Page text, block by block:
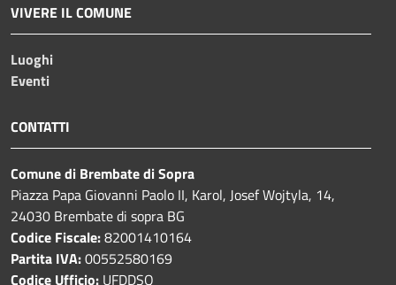
VIVERE IL COMUNE
Luoghi
Eventi
CONTATTI
Comune di Brembate di Sopra
Piazza Papa Giovanni Paolo II, Karol, Josef Wojtyla, 14,
24030 Brembate di sopra BG
Codice Fiscale:82001410164
Partita IVA:00552580169
Codice Ufficio: UFDDSQ